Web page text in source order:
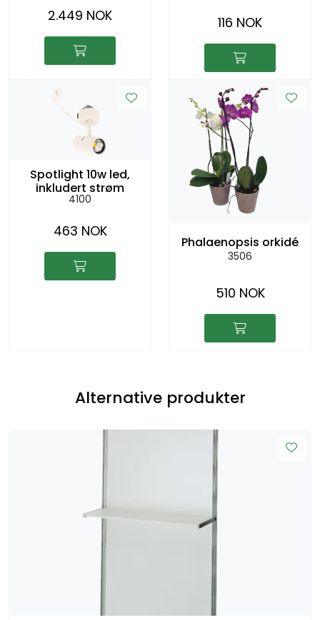
2.449 NOK 116 NOK
Spotlight 10w led,
inkludert strøm
4100
463 NOK
Phalaenopsis orkidé
3506
510 NOK
Alternative produkter